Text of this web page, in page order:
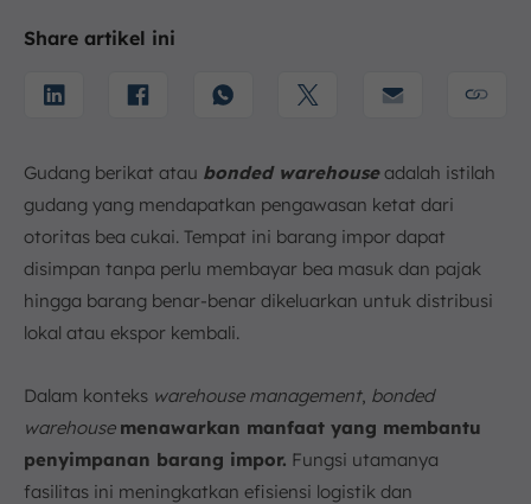
e. Pengeluaran Barang
FAQ:
Share artikel ini
Gudang berikat atau bonded warehouse adalah istilah
gudang yang mendapatkan pengawasan ketat dari
otoritas bea cukai. Tempat ini barang impor dapat
disimpan tanpa perlu membayar bea masuk dan pajak
hingga barang benar-benar dikeluarkan untuk distribusi
lokal atau ekspor kembali.
Dalam konteks warehouse management, bonded
warehouse menawarkan manfaat yang membantu
penyimpanan barang impor. Fungsi utamanya
fasilitas ini meningkatkan efisiensi logistik dan